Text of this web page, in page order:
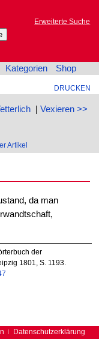
Erweiterte Suche
Kategorien Shop
DRUCKEN
| Vexieren >>
Artikel
da man
der
1801, S. 1193.
Datenschutzerklärung